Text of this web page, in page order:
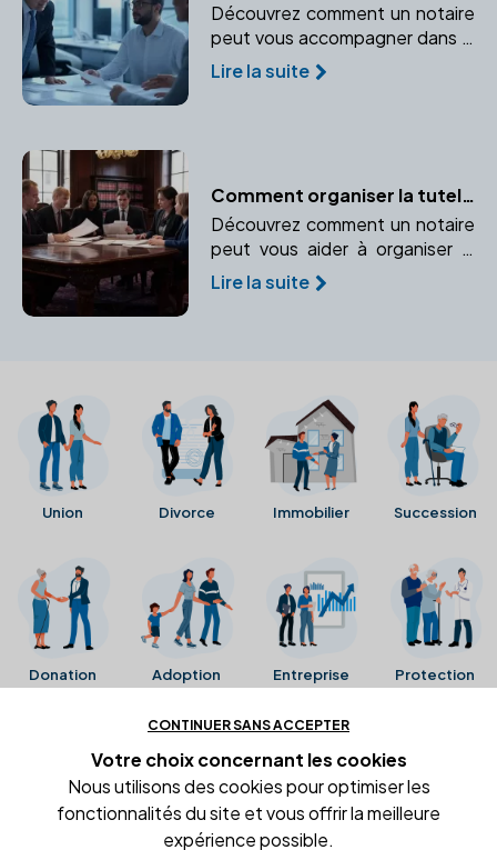
Découvrez comment un notaire
peut vous accompagner dans la
création de votre entreprise, du
choix du statut juridique à la
Lire la suite
Comment organiser la tutelle ou la curatelle avec un notaire
Découvrez comment un notaire
peut vous aider à organiser la
tutelle ou la curatelle pour
protéger les personnes
Lire la suite
Union Divorce Immobilier Succession
Donation Adoption Entreprise Protection
Ces avis proviennent directement de la fiche Google
Business de l'office notarial. Ils n'ont ni été collectés ni
été vérifiés par Alexia.fr.
CONTINUER SANS ACCEPTER
Votre choix concernant les cookies
Nous utilisons des cookies pour optimiser les
fonctionnalités du site et vous offrir la meilleure
expérience possible.